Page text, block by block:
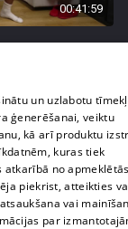
00:41:59
un uzlabotu
ģenerēšanai, veiktu
kā arī produktu
kuras tiek
atkarībā no
piekrist, atteikties
vai
par